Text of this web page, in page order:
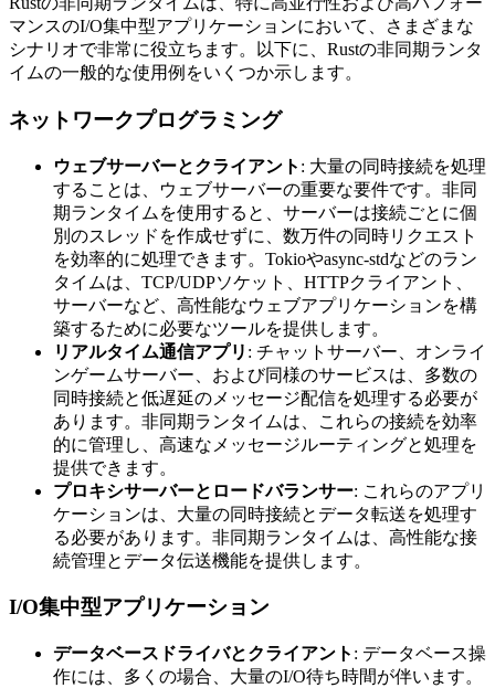
マンスのI/O集中型アプリケーションにおいて、さまざまな
シナリオで非常に役立ちます。以下に、Rustの非同期ランタ
イムの一般的な使用例をいくつか示します。
ネットワークプログラミング
ウェブサーバーとクライアント : 大量の同時接続を処理
することは、ウェブサーバーの重要な要件です。非同
期ランタイムを使用すると、サーバーは接続ごとに個
別のスレッドを作成せずに、数万件の同時リクエスト
を効率的に処理できます。Tokioやasync-stdなどのラン
タイムは、TCP/UDPソケット、HTTPクライアント、
サーバーなど、高性能なウェブアプリケーションを構
築するために必要なツールを提供します。
リアルタイム通信アプリ : チャットサーバー、オンライ
ンゲームサーバー、および同様のサービスは、多数の
同時接続と低遅延のメッセージ配信を処理する必要が
あります。非同期ランタイムは、これらの接続を効率
的に管理し、高速なメッセージルーティングと処理を
提供できます。
プロキシサーバーとロードバランサー: これらのアプリ
ケーションは、大量の同時接続とデータ転送を処理す
る必要があります。非同期ランタイムは、高性能な接
続管理とデータ伝送機能を提供します。
I/O集中型アプリケーション
データベースドライバとクライアント : データベース操
作には、多くの場合、大量のI/O待ち時間が伴います。